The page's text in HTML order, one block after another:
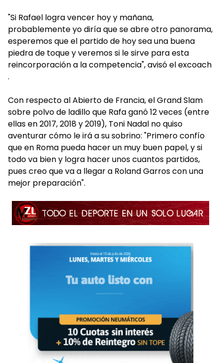
"Si Rafael logra vencer hoy y mañana,
probablemente yo diría que se abre otro panorama,
esperemos que el partido de hoy sea una buena
piedra de toque y veremos si le sirve para esta
reincorporación a la competencia", avisó el excoach
.
Con respecto al Abierto de Francia, el Grand Slam
sobre polvo de ladillo que Rafa ganó 12 veces (entre
ellas en 2017, 2018 y 2019), Toni Nadal no quiso
aventurar cómo le irá a su sobrino: "Primero confío
que en Roma pueda hacer un muy buen papel, y si
todo va bien y logra hacer unos cuantos partidos,
pues creo que va a llegar a Roland Garros con una
mejor preparación".